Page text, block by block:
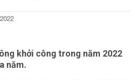
khởi công trong năm 2022
năm.